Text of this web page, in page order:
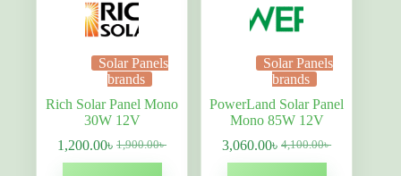
Solar Panels
brands
Rich Solar Panel Mono
30W 12V
1,900.00৳
Original
price
1,200.00৳বর্তমান
দাম:
Solar Panels
brands
PowerLand Solar Panel
Mono 85W 12V
4,100.00৳
Original
price
3,060.00৳বর্তমান
দাম: